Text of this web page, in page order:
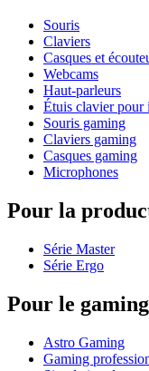
Souris
Claviers
Casques et
Webcams
Haut-parleurs
Étuis clavier pour
Souris gaming
Claviers gaming
Casques gaming
Microphones
Pour la
Série Master
Série Ergo
Pour le
Astro Gaming
Gaming